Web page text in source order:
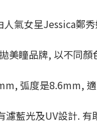
氣女星Jessica鄭
瞳品牌, 以不同
弧度是8.6mm,
濾藍光及UV設計.